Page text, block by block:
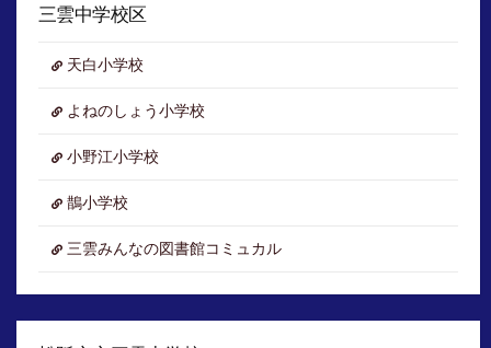
イ
三雲中学校区
天白小学校
よねのしょう小学校
小野江小学校
鵲小学校
三雲みんなの図書館コミュカル